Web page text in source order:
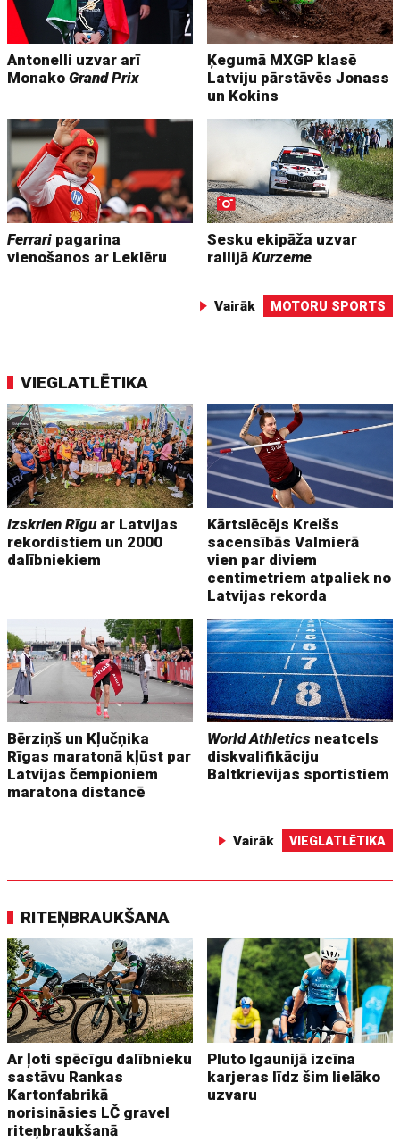
Antonelli uzvar arī
MonakoGrand Prix
Ķegumā MXGP klasē
Latviju pārstāvēs Jonass
un Kokins
Ferrari pagarina
vienošanos ar Leklēru
Sesku ekipāža uzvar
rallijāKurzeme
Vairāk MOTORU SPORTS
VIEGLATLĒTIKA
Izskrien Rīguar Latvijas
rekordistiem un 2000
dalībniekiem
Kārtslēcējs Kreišs
sacensībās Valmierā
vien par diviem
centimetriem atpaliek no
Latvijas rekorda
Bērziņš un Kļučņika
Rīgas maratonā kļūst par
Latvijas čempioniem
maratona distancē
World Athletics neatcels
diskvalifikāciju
Baltkrievijas sportistiem
Vairāk VIEGLATLĒTIKA
RITEŅBRAUKŠANA
Ar ļoti spēcīgu dalībnieku
sastāvu Rankas
Kartonfabrikā
norisināsies LČ gravel
riteņbraukšanā
Pluto Igaunijā izcīna
karjeras līdz šim lielāko
uzvaru